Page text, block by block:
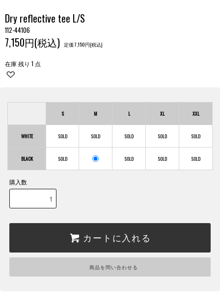
Dry reflective tee L/S
112-44106
7,150円(税込) 定価 7,150円(税込)
在庫 残り 1 点
S M L XL XXL
WHITE
BLACK
購入数
カートに入れる
商品を問い合わせる